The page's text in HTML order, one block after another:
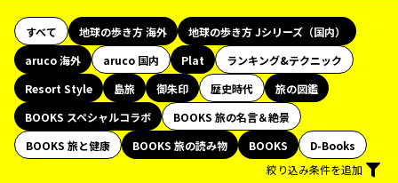
すべて 地球の歩き方 海外
地球の歩き方 Jシリーズ（国内）
aruco 海外
aruco 国内 Plat
ランキング&テクニック
Resort Style
島旅 御朱印 歴史時代
旅の図鑑
BOOKS スペシャルコラボ
BOOKS 旅の名言＆絶景
BOOKS 旅と健康
BOOKS 旅の読み物 BOOKS
D-Books
絞り込み条件を追加